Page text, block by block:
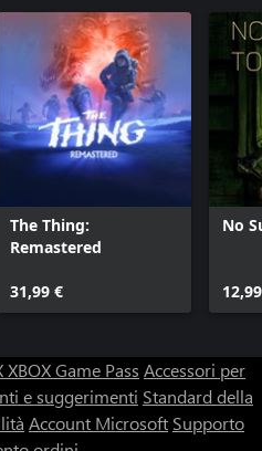
The Thing:
Remastered
31,99 €
No
XBOX Game Pass Accessori per
e suggerimenti Standard della
Account Microsoft Supporto